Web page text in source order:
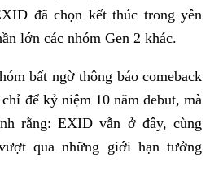
đã chọn kết thúc trong yên
lớn các nhóm Gen 2 khác.
bất ngờ thông báo comeback
để kỷ niệm 10 năm debut, mà
rằng: EXID vẫn ở đây, cùng
qua những giới hạn tưởng